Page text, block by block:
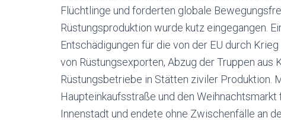
Flüchtlinge und forderten globale
Rüstungsproduktion wurde kutz eingegangen.
Entschädigungen für die von der EU durch
von Rüstungsexporten, Abzug der Truppen
Rüstungsbetriebe in Stätten ziviler Produktion.
Haupteinkaufsstraße und den
Innenstadt und endete ohne Zwischenfälle an